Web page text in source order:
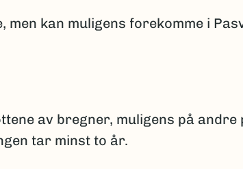
men kan muligens forekomme i
av bregner, muligens på andre
tar minst to år.